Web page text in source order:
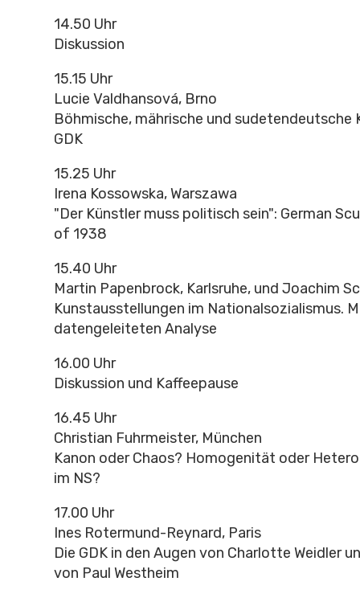
14.50 Uhr
Diskussion
15.15 Uhr
Lucie Valdhansová, Brno
Böhmische, mährische und sudetendeutsche
GDK
15.25 Uhr
Irena Kossowska, Warszawa
"Der Künstler muss politisch sein": German
of 1938
15.40 Uhr
Martin Papenbrock, Karlsruhe, und Joachim
Kunstausstellungen im Nationalsozialismus.
datengeleiteten Analyse
16.00 Uhr
Diskussion und Kaffeepause
16.45 Uhr
Christian Fuhrmeister, München
Kanon oder Chaos? Homogenität oder
im NS?
17.00 Uhr
Ines Rotermund-Reynard, Paris
Die GDK in den Augen von Charlotte Weidler
von Paul Westheim